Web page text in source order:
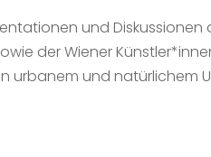
und
der Wiener
urbanem und natürlichem